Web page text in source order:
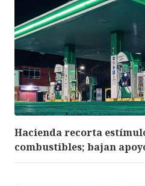
Hacienda recorta
combustibles; bajan